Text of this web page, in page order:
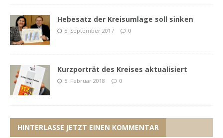
Hebesatz der Kreisumlage soll sinken
5. September 2017 0
Kurzporträt des Kreises aktualisiert
5. Februar 2018 0
HINTERLASSE JETZT EINEN KOMMENTAR